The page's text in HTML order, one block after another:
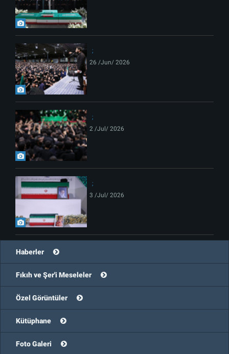
26 /Jun/ 2026
2 /Jul/ 2026
3 /Jul/ 2026
Haberler
Fıkıh ve Şer'i Meseleler
Özel Görüntüler
Kütüphane
Foto Galeri